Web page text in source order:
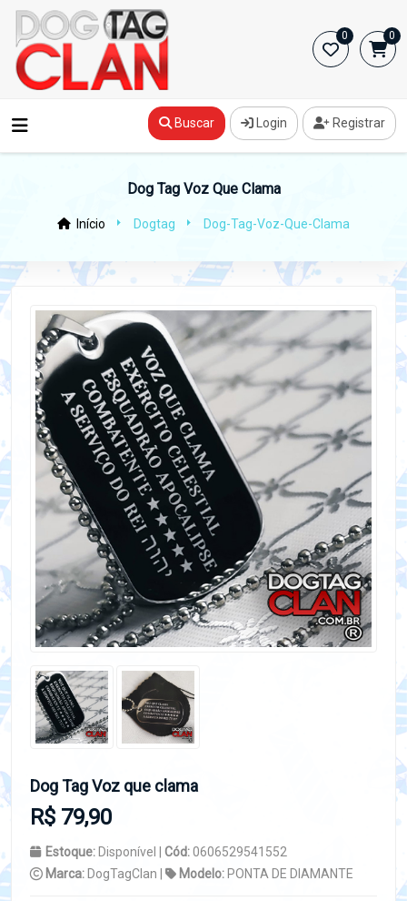
0 0
Buscar Login Registrar
Dog Tag Voz Que Clama
Início Dogtag Dog-Tag-Voz-Que-Clama
Dog Tag Voz que clama
R$ 79,90
Estoque: Disponível | Cód:0606529541552
Marca: DogTagClan | Modelo: PONTA DE DIAMANTE